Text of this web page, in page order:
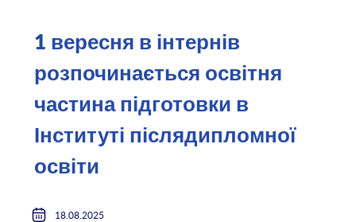
1 вересня в інтернів
розпочинається освітня
частина підготовки в
Інституті післядипломної
освіти
18.08.2025